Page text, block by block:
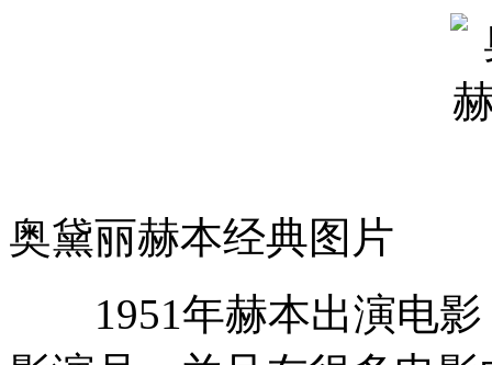
奥黛丽赫本经典图片
1951年赫本出演电影